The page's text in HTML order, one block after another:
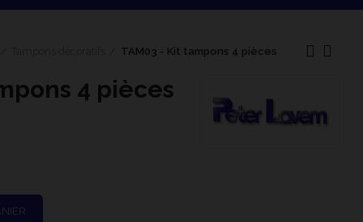
TAM03 - Kit tampons 4 pièces
4 pièces